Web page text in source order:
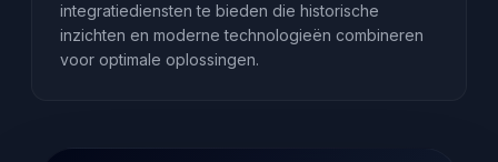
integratiediensten te bieden die historische
inzichten en moderne technologieën combineren
voor optimale oplossingen.